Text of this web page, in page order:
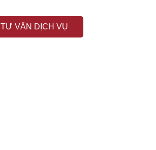
TƯ VẤN DỊCH VỤ